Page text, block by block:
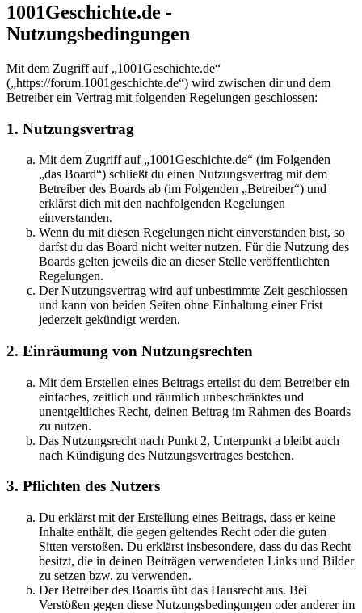
1001Geschichte.de -
Nutzungsbedingungen
Mit dem Zugriff auf „1001Geschichte.de“
(„https://forum.1001geschichte.de“) wird zwischen dir und dem
Betreiber ein Vertrag mit folgenden Regelungen geschlossen:
1. Nutzungsvertrag
Mit dem Zugriff auf „1001Geschichte.de“ (im Folgenden
„das Board“) schließt du einen Nutzungsvertrag mit dem
Betreiber des Boards ab (im Folgenden „Betreiber“) und
erklärst dich mit den nachfolgenden Regelungen
einverstanden.
Wenn du mit diesen Regelungen nicht einverstanden bist, so
darfst du das Board nicht weiter nutzen. Für die Nutzung des
Boards gelten jeweils die an dieser Stelle veröffentlichten
Regelungen.
Der Nutzungsvertrag wird auf unbestimmte Zeit geschlossen
und kann von beiden Seiten ohne Einhaltung einer Frist
jederzeit gekündigt werden.
2. Einräumung von Nutzungsrechten
Mit dem Erstellen eines Beitrags erteilst du dem Betreiber ein
einfaches, zeitlich und räumlich unbeschränktes und
unentgeltliches Recht, deinen Beitrag im Rahmen des Boards
zu nutzen.
Das Nutzungsrecht nach Punkt 2, Unterpunkt a bleibt auch
nach Kündigung des Nutzungsvertrages bestehen.
3. Pflichten des Nutzers
Du erklärst mit der Erstellung eines Beitrags, dass er keine
Inhalte enthält, die gegen geltendes Recht oder die guten
Sitten verstoßen. Du erklärst insbesondere, dass du das Recht
besitzt, die in deinen Beiträgen verwendeten Links und Bilder
zu setzen bzw. zu verwenden.
Der Betreiber des Boards übt das Hausrecht aus. Bei
Verstößen gegen diese Nutzungsbedingungen oder anderer im